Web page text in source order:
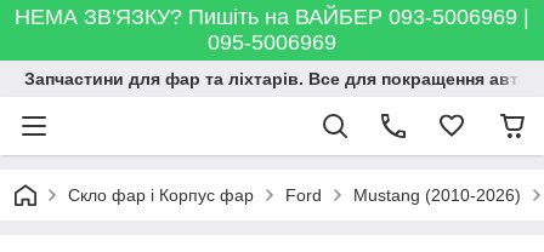
НЕМА ЗВ'ЯЗКУ? Пишіть на ВАЙБЕР 093-5006969 |
095-5006969
Запчастини для фар та ліхтарів. Все для покращення
Скло фар і Корпус фар Ford Mustang (2010-2026)